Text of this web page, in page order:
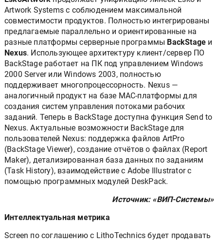
Artwork Systems с соблюдением максимальной
совместимости продуктов. Полностью интегрированы
предлагаемые параллельно и ориентированные на
разные платформы серверные программы BackStage и
Nexus. Использующее архитектуру клиент/сервер ПО
BackStage работает на ПК под управлением Windows
2000 Server или Windows 2003, полностью
поддерживает многопроцессорность. Nexus —
аналогичный продукт на базе MAC-платформы для
создания систем управления потоками рабочих
заданий. Теперь в BackStage доступна функция Send to
Nexus. Актуальные возможности BackStage для
пользователей Nexus: поддержка файлов ArtPro
(BackStage Viewer), создание отчётов о файлах (Report
Maker), детализированная база данных по заданиям
(Task History), взаимодействие с Adobe Illustrator с
помощью программных модулей DeskPack.
Источник: «ВИП-Системы»
Интеллектуальная метрика
Screen по соглашению с LithoTechnics будет продавать